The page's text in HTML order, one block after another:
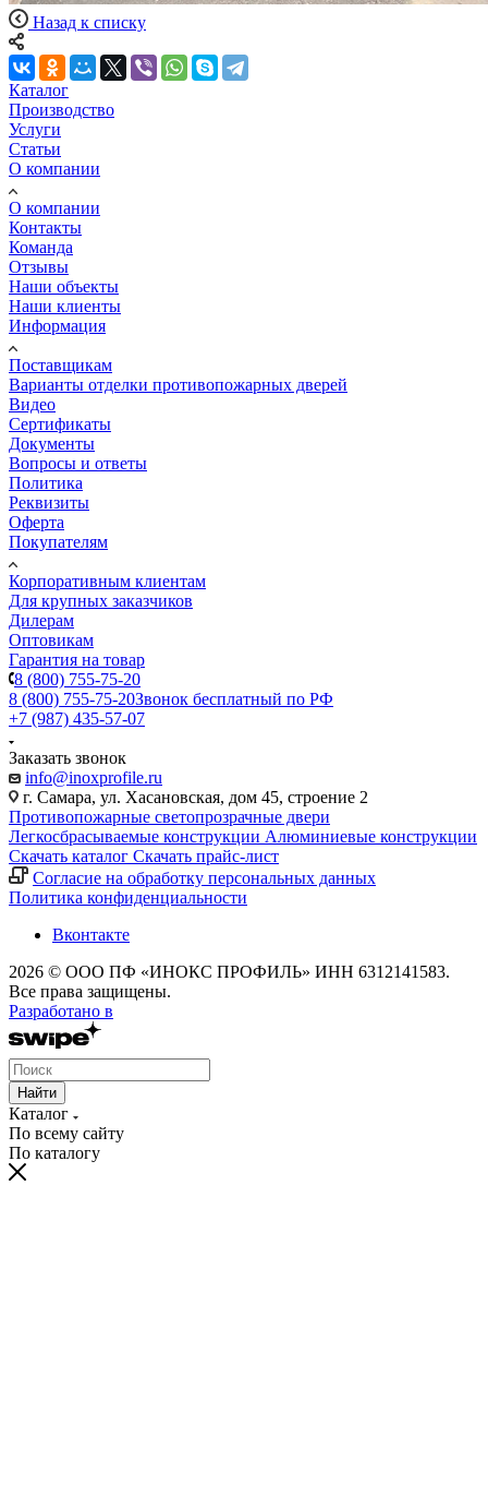
Назад к списку
Каталог
Производство
Услуги
Статьи
О компании
О компании
Контакты
Команда
Отзывы
Наши объекты
Наши клиенты
Информация
Поставщикам
Варианты отделки противопожарных дверей
Видео
Сертификаты
Документы
Вопросы и ответы
Политика
Реквизиты
Оферта
Покупателям
Корпоративным клиентам
Для крупных заказчиков
Дилерам
Оптовикам
Гарантия на товар
8 (800) 755-75-20
8 (800) 755-75-20Звонок бесплатный по РФ
+7 (987) 435-57-07
Заказать звонок
info@inoxprofile.ru
г. Самара, ул. Хасановская, дом 45, строение 2
Противопожарные светопрозрачные двери
Легкосбрасываемые конструкции Алюминиевые конструкции
Скачать каталог Скачать прайс-лист
Cогласие на обработку персональных данных
Политика конфиденциальности
Вконтакте
2026 © ООО ПФ «ИНОКС ПРОФИЛЬ» ИНН 6312141583.
Все права защищены.
Разработано в
Найти
Каталог
По всему сайту
По каталогу